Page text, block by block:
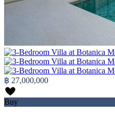
฿ 27,000,000
Buy